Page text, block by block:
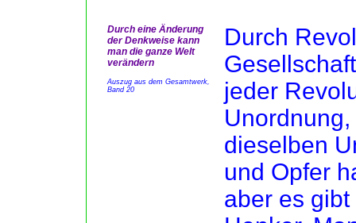
Durch eine Änderung
der Denkweise kann
man die ganze Welt
verändern
Auszug aus dem Gesamtwerk,
Band 20
Durch
jeder
dieselben
und Opfer
aber es